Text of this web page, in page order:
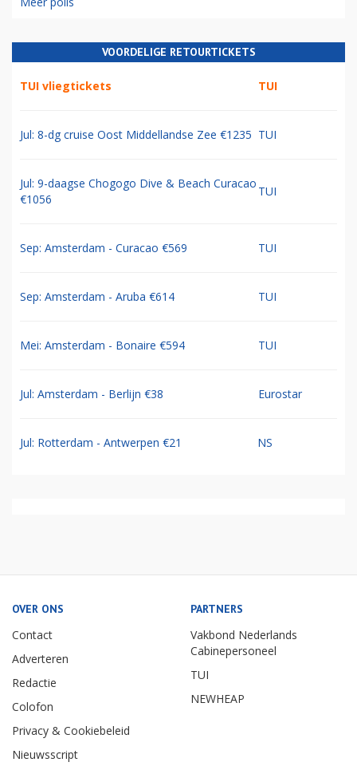
VOORDELIGE RETOURTICKETS
TUI vliegtickets TUI
Jul: 8-dg cruise Oost Middellandse Zee €1235 TUI
Jul: 9-daagse Chogogo Dive & Beach Curacao
€1056
TUI
Sep: Amsterdam - Curacao €569 TUI
Sep: Amsterdam - Aruba €614 TUI
Mei: Amsterdam - Bonaire €594 TUI
Jul: Amsterdam - Berlijn €38 Eurostar
Jul: Rotterdam - Antwerpen €21 NS
OVER ONS
Contact
Adverteren
Redactie
Colofon
Privacy & Cookiebeleid
Nieuwsscript
PARTNERS
Vakbond Nederlands
Cabinepersoneel
TUI
NEWHEAP